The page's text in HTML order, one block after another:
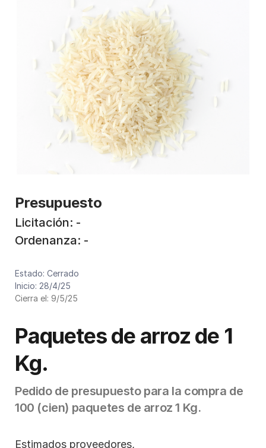
Presupuesto
Licitación: -
Ordenanza: -
Cód. de presupuesto: P076/2025
Estado: Cerrado
Inicio: 28/4/25
Cierra el: 9/5/25
Paquetes de arroz de 1
Kg.
Pedido de presupuesto para la compra de
100 (cien) paquetes de arroz 1 Kg.
Estimados proveedores,